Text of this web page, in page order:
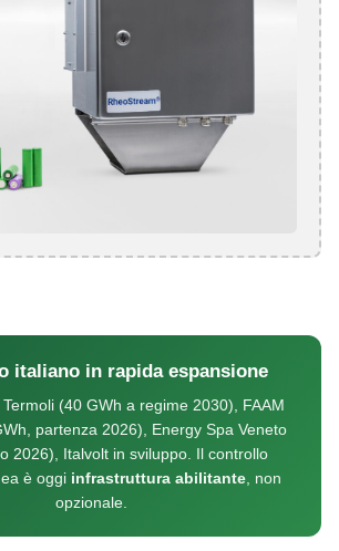
italiano in rapida espansione
(40 GWh a regime 2030), FAAM
partenza 2026), Energy Spa Veneto
2026), Italvolt in sviluppo. Il controllo
è oggi infrastruttura abilitante , non
opzionale.